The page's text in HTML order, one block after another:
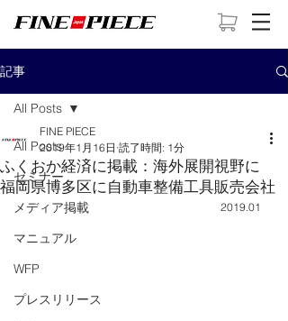
記事
All Posts
セミナー
メディア掲載
マニュアル
WFP
プレスリリース
All Posts
ふくおか経済に掲載：海外展開視野に
福岡県博多区に自動車整備工具販売会社
FINE PIECE
2019年1月16日 読了時間: 1分
2019.01